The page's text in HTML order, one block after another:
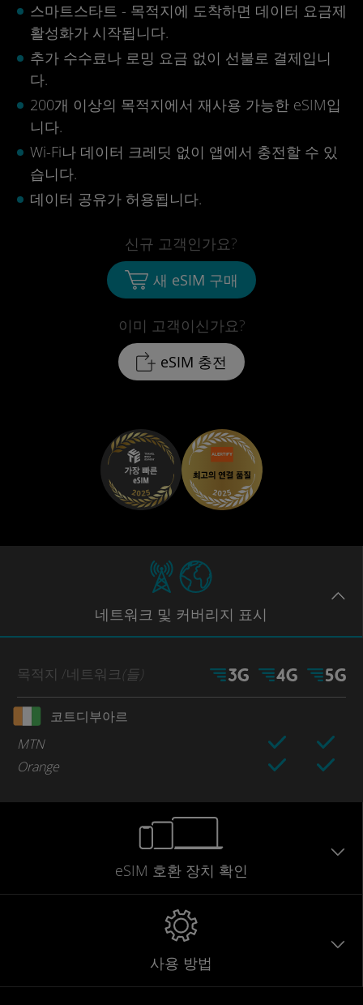
스마트스타트 - 목적지에 도착하면 데이터 요금제
활성화가 시작됩니다.
추가 수수료나 로밍 요금 없이 선불로 결제입니
다.
200개 이상의 목적지에서 재사용 가능한 eSIM입
니다.
Wi-Fi나 데이터 크레딧 없이 앱에서 충전할 수 있
습니다.
데이터 공유가 허용됩니다.
이미 고객이신가요?
eSIM 충전
신규 고객인가요?
새 eSIM 구매
네트워크 및 커버리지 표시
목적지 /네트워크(들)
코트디부아르
MTN
Orange
eSIM 호환 장치 확인
사용 방법